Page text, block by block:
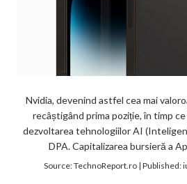
Nvidia, devenind astfel cea mai
recâștigând prima poziție, în timp
dezvoltarea tehnologiilor AI
DPA. Capitalizarea bursieră a
Source:TechnoReport.ro| Published: